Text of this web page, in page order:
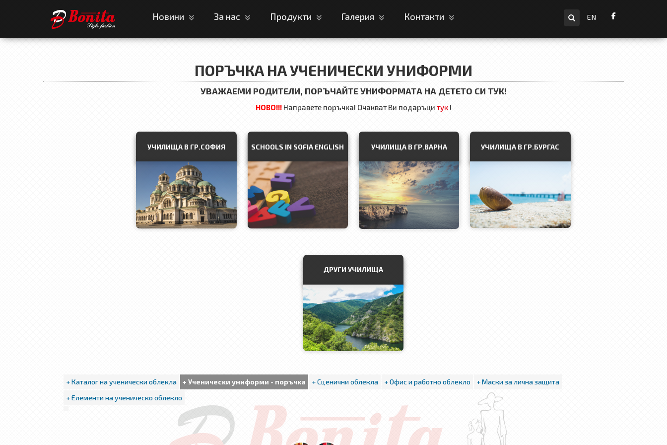
Новини За нас Продукти Галерия Контакти
EN
ПОРЪЧКА НА УЧЕНИЧЕСКИ УНИФОРМИ
УВАЖАЕМИ РОДИТЕЛИ, ПОРЪЧАЙТЕ УНИФОРМАТА НА ДЕТЕТО СИ ТУК!
НОВО!!!Направете поръчка! Очакват Ви подаръци тук!
УЧИЛИЩА В ГР.СОФИЯ SCHOOLS IN SOFIA ENGLISH УЧИЛИЩА В ГР.ВАРНА УЧИЛИЩА В ГР.БУРГАС
ДРУГИ УЧИЛИЩА
+ Каталог на ученически облекла + Ученически униформи - поръчка + Сценични облекла + Офис и работно облекло
+ Маски за лична защита
+ Елементи на ученическо облекло